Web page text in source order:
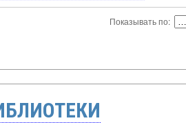
Показывать по: